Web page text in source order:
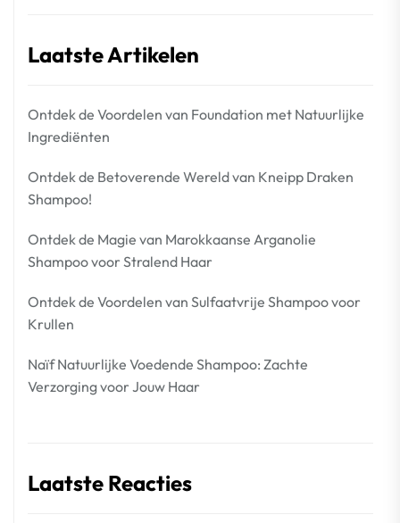
Laatste Artikelen
Ontdek de Voordelen van Foundation met Natuurlijke
Ingrediënten
Ontdek de Betoverende Wereld van Kneipp Draken
Shampoo!
Ontdek de Magie van Marokkaanse Arganolie
Shampoo voor Stralend Haar
Ontdek de Voordelen van Sulfaatvrije Shampoo voor
Krullen
Naïf Natuurlijke Voedende Shampoo: Zachte
Verzorging voor Jouw Haar
Laatste Reacties